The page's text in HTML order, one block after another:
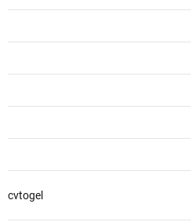
cvtogel